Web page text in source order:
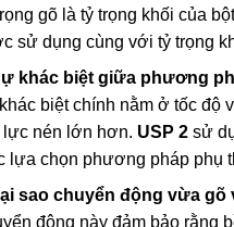
gõ là tỷ trọng khối của
sử dụng cùng với tỷ trọng
khác biệt giữa phương
biệt chính nằm ở tốc độ
lực nén lớn hơn. USP 2 sử
lựa chọn phương pháp phụ
sao chuyển động vừa
động này đảm bảo rằng